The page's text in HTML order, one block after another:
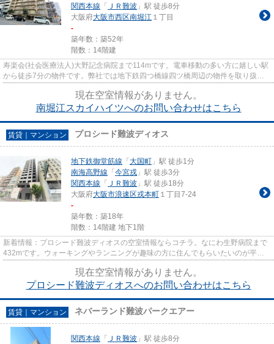
関西本線 「 ＪＲ難波 」駅 徒歩8分
大阪府大阪市西区南堀江 １丁目
-
築年数：築52年
階数：14階建
寿楽会(社会医療法人)大野記念病院まで114mです。電車移動の多い方に嬉しい駅
から徒歩7分の物件です。弊社では地下鉄四つ橋線四ツ橋周辺の物件を取り扱っ
現在空室情報がありません。
南堀江スカイハイツへのお問い合わせはこちら
賃貸｜マンション プロシード難波ディオス
地下鉄御堂筋線 「 大国町 」駅 徒歩1分
南海高野線 「 今宮戎 」駅 徒歩3分
関西本線 「 ＪＲ難波 」駅 徒歩18分
大阪府大阪市浪速区戎本町 １丁目7-24
-
築年数：築18年
階数：14階建 地下1階
新着情報：プロシード難波ディオスの空室情報ならコチラ。なにわ生野病院まで
432mです。ウォーキングやランニングが趣味の方に住んでもらいたいのが平坦
現在空室情報がありません。
プロシード難波ディオスへのお問い合わせはこちら
賃貸｜マンション ネバーランド難波パークエアー
関西本線 「 ＪＲ難波 」駅 徒歩8分